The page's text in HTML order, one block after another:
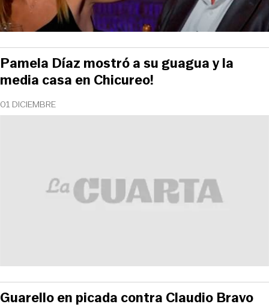
01 DICIEMBRE
Pamela Díaz mostró a su guagua y la
media casa en Chicureo!
Guarello en picada contra Claudio Bravo